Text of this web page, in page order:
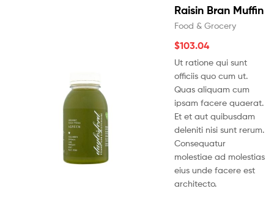
Raisin Bran Muffin
Food & Grocery
$103.04
Ut ratione qui sunt
officiis quo cum ut.
Quas aliquam cum
ipsam facere quaerat.
Et et aut quibusdam
deleniti nisi sunt rerum.
Consequatur
molestiae ad molestias
eius unde facere est
architecto.